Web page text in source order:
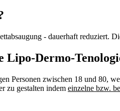
- dauerhaft reduziert.
Lipo-Dermo-
Personen zwischen 18 und 80,
zu gestalten indem einzelne bzw.